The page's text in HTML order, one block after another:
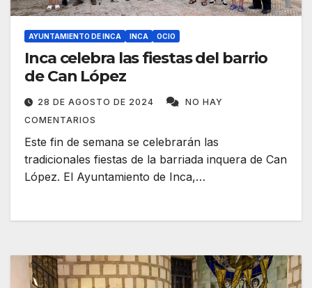
AYUNTAMIENTO DE INCA INCA OCIO
Inca celebra las fiestas del barrio
de Can López
28 DE AGOSTO DE 2024
NO HAY
COMENTARIOS
Este fin de semana se celebrarán las
tradicionales fiestas de la barriada inquera de Can
López. El Ayuntamiento de Inca,…